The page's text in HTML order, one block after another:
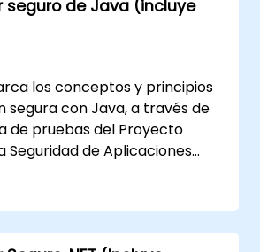
líderes de equipo a
líneas base de seguridad
administradores web a
los servidores para evitar
incorrectas
seguro de Java (incluye
los conceptos y principios
segura con Java, a través de
de pruebas del Proyecto
Seguridad de Aplicaciones
es una comunidad en línea
metodologías,
herramientas y tecnologías